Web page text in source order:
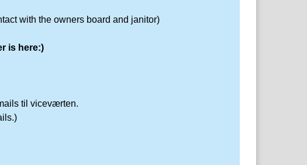
with the owners board and janitor)
is here:)
til viceværten.